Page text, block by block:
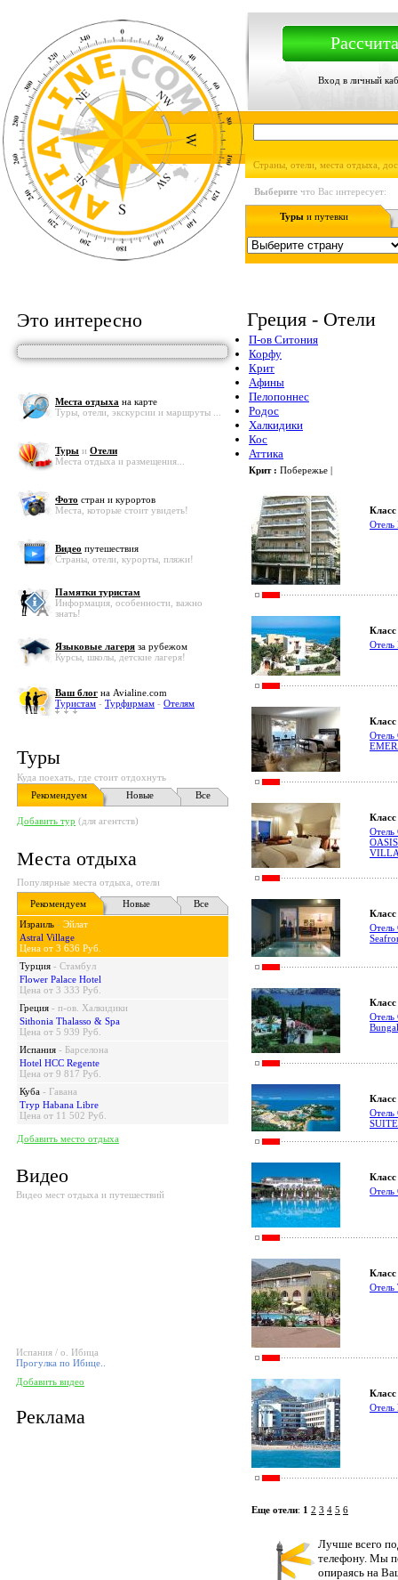
Вход в личный
Страны, отели, места отдыха,
Выберите что Вас интересует:
Туры и путевки
Это интересно
Места отдыха на карте
Туры, отели, экскурсии и маршруты ...
Туры и Отели
Места отдыха и размещения...
Фото стран и курортов
Места, которые стоит увидеть!
Видео путешествия
Страны, отели, курорты, пляжи!
Памятки туристам
Информация, особенности, важно
знать!
Языковые лагеря за рубежом
Курсы, школы, детские лагеря!
Ваш блог на Avialine.com
Туристам - Турфирмам - Отелям
Туры
Куда поехать, где стоит отдохнуть
Рекомендуем
Новые Все
Добавить тур (для агентств)
Места отдыха
Популярные места отдыха, отели
Рекомендуем
Новые
Все
Израиль - Эйлат
Astral Village
Цена от 3 636 Руб.
Турция - Стамбул
Flower Palace Hotel
Цена от 3 333 Руб.
Греция - п-ов. Халкидики
Sithonia Thalasso & Spa
Цена от 5 939 Руб.
Испания - Барселона
Hotel HCC Regente
Цена от 9 817 Руб.
Куба - Гавана
Tryp Habana Libre
Цена от 11 502 Руб.
Добавить место отдыха
Видео
Видео мест отдыха и путешествий
Испания / о. Ибица
Прогулка по Ибице..
Добавить видео
Реклама
Греция - Отели
П-ов Ситония
Корфу
Крит
Афины
Пелопоннес
Родос
Халкидики
Кос
Аттика
Крит : Побережье |
Отель
Отель
Отель
Отель
Отель
Отель
Отель
Отель
Отель
Еще отели: 1 2 3 4 5 6
Лучше всего
телефону. Мы
опираясь на